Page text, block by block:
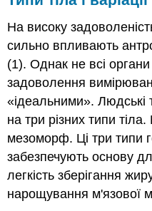
На високу
сильно впливають
(1). Однак не всі
задоволення
«ідеальними». Людські
на три різних типи
мезоморф. Ці три типи
забезпечують основу
легкість зберігання
нарощування м'язової